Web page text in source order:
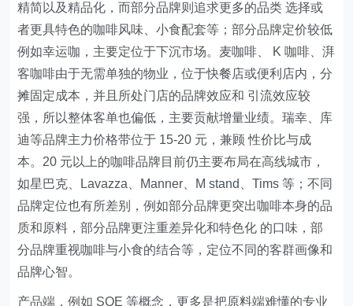
精简以及精品化，而部分品牌则追求更多的品类 选择或
者更具特色的咖啡风味、小食配套等；部分品牌定价较低
例如幸运咖，主要定位于下沉市场。麦咖啡、 K 咖啡、湃
客咖啡由于无需单独的物业，位于快餐店或便利店内，分
摊固定成本，并且所处门店的品牌效应和 引流效应较
强，所以整体客单也偏低，主要贡献增量业绩。瑞幸、库
迪等品牌主力价格带位于 15-20 元，兼顾 性价比与成
本。20 元以上的咖啡品牌目前仍主要布局在高线城市，
如星巴克、Lavazza、Manner、M stand、Tims 等；不同
品牌定位也有所差别，例如部分品牌更突出咖啡本身的品
质和原料，部分品牌更注重差异化和特色化 的口味，部
分品牌重视咖啡与小食的结合等，定位不同的客群画像和
品牌心智。
产品端，例如 SOE 等概念，更多是把原料端难懂的专业